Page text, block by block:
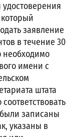
заявление
в течение 30
необходимо
имени с
штата
записаны
указаны в